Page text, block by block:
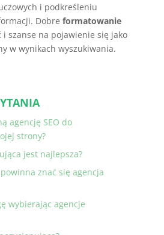
i podkreśleniu
Dobre formatowanie
i szanse na pojawienie się jako
w wynikach wyszukiwania.
agencję SEO do
strony?
jest najlepsza?
znać się agencja
wybierając agencje